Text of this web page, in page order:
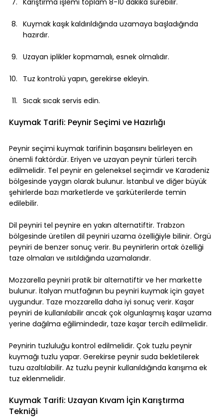
Karıştırma işlemi toplam 8-10 dakika sürebilir.
Kuymak kaşık kaldırıldığında uzamaya başladığında
hazırdır.
Uzayan iplikler kopmamalı, esnek olmalıdır.
Tuz kontrolü yapın, gerekirse ekleyin.
Sıcak sıcak servis edin.
Kuymak Tarifi: Peynir Seçimi ve Hazırlığı
Peynir seçimi kuymak tarifinin başarısını belirleyen en
önemli faktördür. Eriyen ve uzayan peynir türleri tercih
edilmelidir. Tel peynir en geleneksel seçimdir ve Karadeniz
bölgesinde yaygın olarak bulunur. İstanbul ve diğer büyük
şehirlerde bazı marketlerde ve şarküterilerde temin
edilebilir.
Dil peyniri tel peynire en yakın alternatiftir. Trabzon
bölgesinde üretilen dil peyniri uzama özelliğiyle bilinir. Örgü
peyniri de benzer sonuç verir. Bu peynirlerin ortak özelliği
taze olmaları ve ısıtıldığında uzamalarıdır.
Mozzarella peyniri pratik bir alternatiftir ve her markette
bulunur. İtalyan mutfağının bu peyniri kuymak için gayet
uygundur. Taze mozzarella daha iyi sonuç verir. Kaşar
peyniri de kullanılabilir ancak çok olgunlaşmış kaşar uzama
yerine dağılma eğilimindedir, taze kaşar tercih edilmelidir.
Peynirin tuzluluğu kontrol edilmelidir. Çok tuzlu peynir
kuymağı tuzlu yapar. Gerekirse peynir suda bekletilerek
tuzu azaltılabilir. Az tuzlu peynir kullanıldığında karışıma ek
tuz eklenmelidir.
Kuymak Tarifi: Uzayan Kıvam İçin Karıştırma
Tekniği